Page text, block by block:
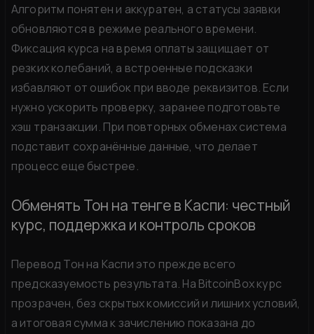
Алгоритм понятен и аккуратен, а статусы заявки
обновляются в режиме реального времени.
Фиксация курса на время оплаты защищает от
резких колебаний, а встроенные подсказки
избавляют от ошибок при вводе реквизитов. Если
нужно ускорить проверку, заранее подготовьте
хэш транзакции. При повторных обменах система
подставит сохранённые данные, что делает
процесс еще быстрее.
Обменять Тон на тенге в Каспи: честный
курс, поддержка и контроль сроков
Перевод Тон на Каспи это прежде всего
предсказуемость результата. На BitcoinBox курс
прозрачен, без скрытых комиссий и лишних условий,
а итоговая сумма к зачислению показана до